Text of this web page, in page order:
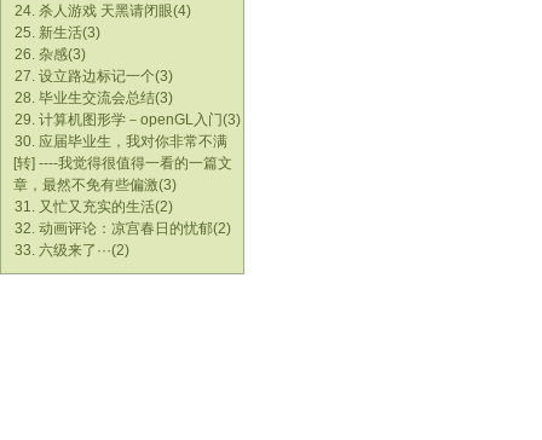
24. 杀人游戏 天黑请闭眼(4)
25. 新生活(3)
26. 杂感(3)
27. 设立路边标记一个(3)
28. 毕业生交流会总结(3)
29. 计算机图形学－openGL入门(3)
30. 应届毕业生，我对你非常不满
[转] ----我觉得很值得一看的一篇文
章，最然不免有些偏激(3)
31. 又忙又充实的生活(2)
32. 动画评论：凉宫春日的忧郁(2)
33. 六级来了···(2)